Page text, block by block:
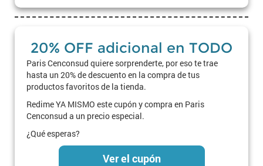
20% OFF adicional en TODO
Paris Cenconsud quiere sorprenderte, por eso te trae
hasta un 20% de descuento en la compra de tus
productos favoritos de la tienda.
Redime YA MISMO este cupón y compra en Paris
Cenconsud a un precio especial.
¿Qué esperas?
Ver el cupón